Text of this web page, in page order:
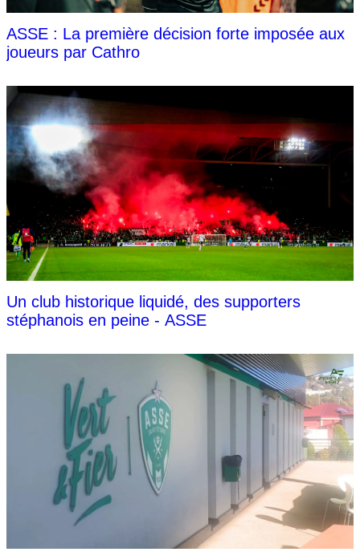
ASSE : La première décision forte imposée aux
joueurs par Cathro
Un club historique liquidé, des supporters
stéphanois en peine - ASSE